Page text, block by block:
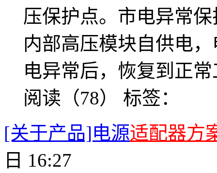
压保护点。市电异常
内部高压模块自供电
电异常后，恢复到正
阅读（78） 标签：
[关于产品]电源适配器方
日 16:27